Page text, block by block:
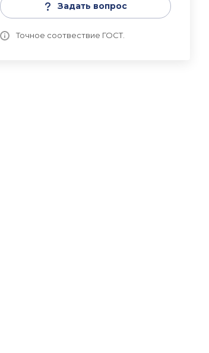
Задать вопрос
Точное соотвествие ГОСТ.